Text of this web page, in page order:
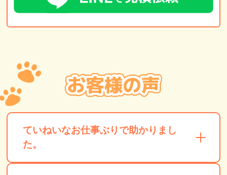
ていねいなお仕事ぶりで助かりまし
た。